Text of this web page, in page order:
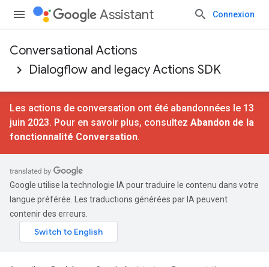
Assistant Connexion
Conversational Actions
Dialogflow and legacy Actions SDK
Les actions de conversation ont été abandonnées le 13
juin 2023. Pour en savoir plus, consultez Abandon de la
fonctionnalité Conversation.
Google utilise la technologie IA pour traduire le contenu dans votre
langue préférée. Les traductions générées par IA peuvent
contenir des erreurs.